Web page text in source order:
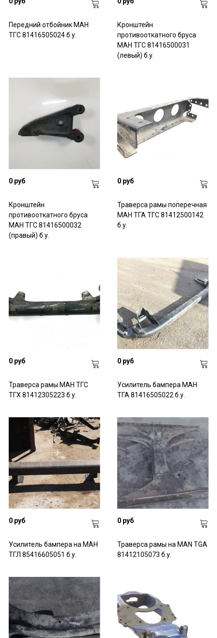
Передний отбойник МАН
ТГС 81416505024 б.у.
Кронштейн
противооткатного бруса
МАН ТГС 81416500031
(левый) б.у.
0 руб
Кронштейн
противооткатного бруса
МАН ТГС 81416500032
(правый) б.у.
0 руб
Траверса рамы поперечная
МАН ТГА ТГС 81412500142
б.у.
0 руб
Траверса рамы МАН ТГС
ТГХ 81412305223 б.у.
0 руб
Усилитель бампера МАН
ТГА 81416505022 б.у.
0 руб
Усилитель бампера на МАН
ТГЛ 85416605051 б.у.
0 руб
Траверса рамы на MAN TGA
81412105073 б.у.